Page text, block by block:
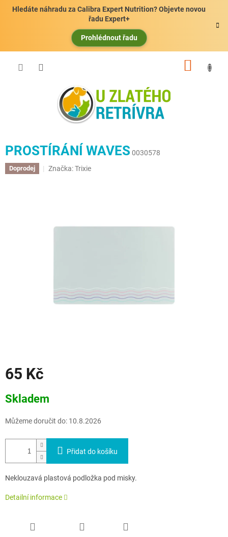
Hledáte náhradu za Calibra Expert Nutrition? Objevte novou
řadu Expert+
Prohlédnout řadu
PROSTÍRÁNÍ WAVES 0030578
Doprodej Značka:Trixie
65 Kč
cena:
Skladem
Můžeme doručit do: 10.8.2026
Přidat do košíku
Neklouzavá plastová podložka pod misky.
Detailní informace